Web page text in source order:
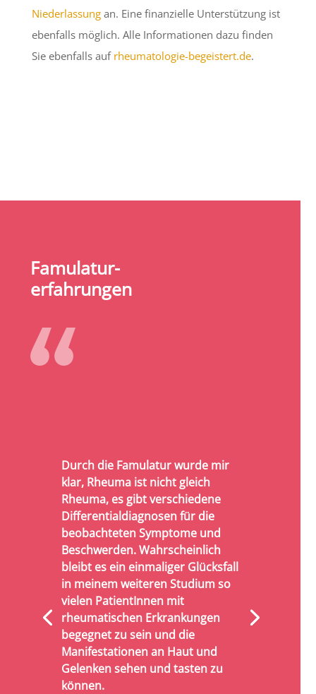
Niederlassungan. Eine finanzielle Unterstützung ist
ebenfalls möglich. Alle Informationen dazu finden
Sie ebenfalls aufrheumatologie-begeistert.de.
Famulatur-
erfahrungen
Durch die Famulatur wurde mir
klar, Rheuma ist nicht gleich
Rheuma, es gibt verschiedene
Differentialdiagnosen für die
beobachteten Symptome und
Beschwerden. Wahrscheinlich
bleibt es ein einmaliger Glücksfall
in meinem weiteren Studium so
vielen PatientInnen mit
rheumatischen Erkrankungen
begegnet zu sein und die
Manifestationen an Haut und
Gelenken sehen und tasten zu
können.